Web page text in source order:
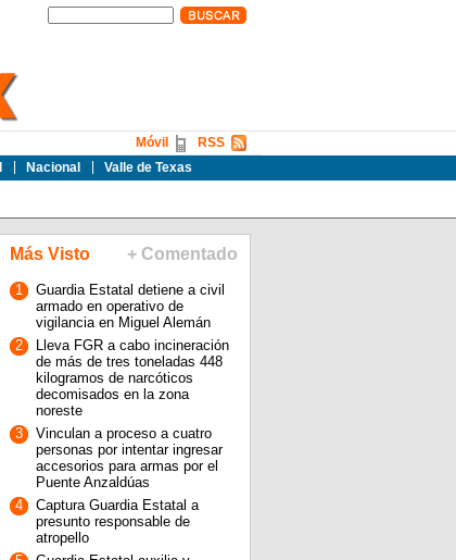
Nacional Valle de Texas
RSS
Móvil
Más Visto + Comentado
1
Guardia Estatal detiene a civil
armado en operativo de
vigilancia en Miguel Alemán
2
Lleva FGR a cabo incineración
de más de tres toneladas 448
kilogramos de narcóticos
decomisados en la zona
noreste
3
Vinculan a proceso a cuatro
personas por intentar ingresar
accesorios para armas por el
Puente Anzaldúas
4
Captura Guardia Estatal a
presunto responsable de
atropello